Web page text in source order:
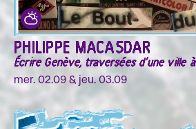
PHILIPPE MACASDAR
Écrire Genève, traversées d'une ville
mer. 02.09 & jeu. 03.09